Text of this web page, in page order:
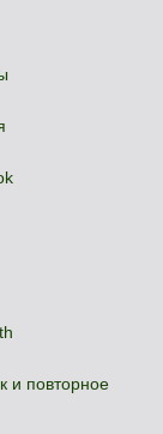
и повторное